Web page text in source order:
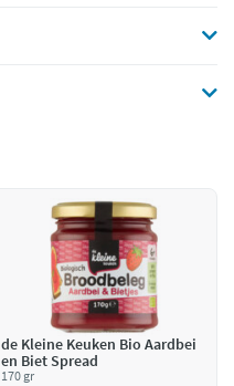
de Kleine Keuken Bio Aardbei
en Biet Spread
170 gr